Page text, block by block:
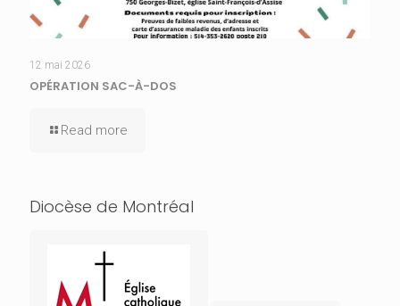
12 mai 2026
OPÉRATION SAC-À-DOS
Read more
Diocèse de Montréal